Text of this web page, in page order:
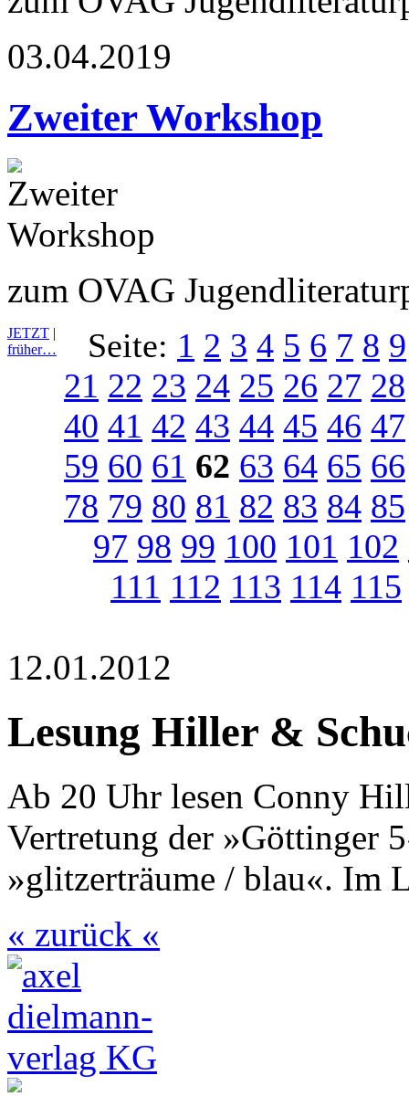
03.04.2019
Zweiter Workshop
zum OVAG
JETZT |
früher…
Seite: 1 2 3 4 5 6 7 8 9
21 22 23 24 25 26 27 28
40 41 42 43 44 45 46 47
59 60 61 62 63 64 65 66
78 79 80 81 82 83 84 85
97 98 99 100 101 102
111 112 113 114 115
12.01.2012
Lesung Hiller &
Ab 20 Uhr lesen Conny
Vertretung der »Göttinger
»glitzerträume / blau«. Im
« zurück «